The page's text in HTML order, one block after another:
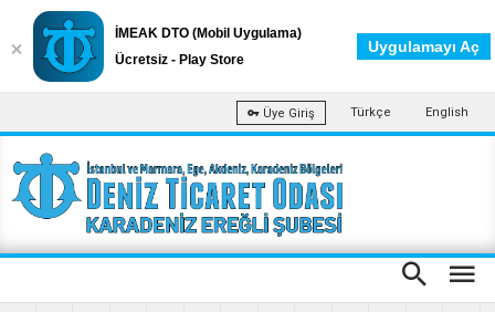
Üye Giriş Türkçe English
İMEAK DTO (Mobil Uygulama)
Ücretsiz - Play Store
Uygulamayı Aç